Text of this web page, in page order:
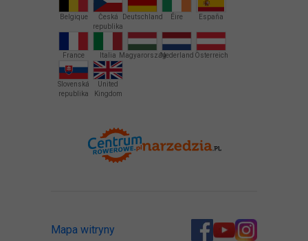
Belgique
Česká
republika
Deutschland Éire España
France Italia MagyarországNederland Österreich
Slovenská
republika
United
Kingdom
Mapa witryny